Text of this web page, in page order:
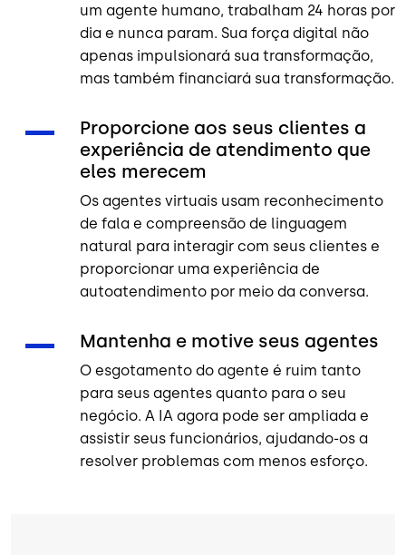
um agente humano, trabalham 24 horas por
dia e nunca param. Sua força digital não
apenas impulsionará sua transformação,
mas também financiará sua transformação.
Proporcione aos seus clientes a
experiência de atendimento que
eles merecem
Os agentes virtuais usam reconhecimento
de fala e compreensão de linguagem
natural para interagir com seus clientes e
proporcionar uma experiência de
autoatendimento por meio da conversa.
Mantenha e motive seus agentes
O esgotamento do agente é ruim tanto
para seus agentes quanto para o seu
negócio. A IA agora pode ser ampliada e
assistir seus funcionários, ajudando-os a
resolver problemas com menos esforço.